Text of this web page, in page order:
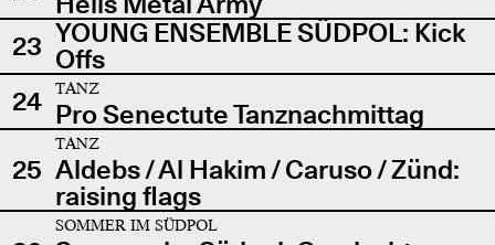
23 YOUNG ENSEMBLE SÜDPOL: Kick
Offs
24
TANZ
Pro Senectute Tanznachmittag
25
TANZ
Aldebs / Al Hakim / Caruso / Zünd:
raising flags
SOMMER IM SÜDPOL